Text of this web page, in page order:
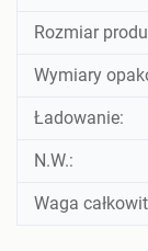
Rozmiar
Wymiary
Ładowanie:
N.W.:
Waga